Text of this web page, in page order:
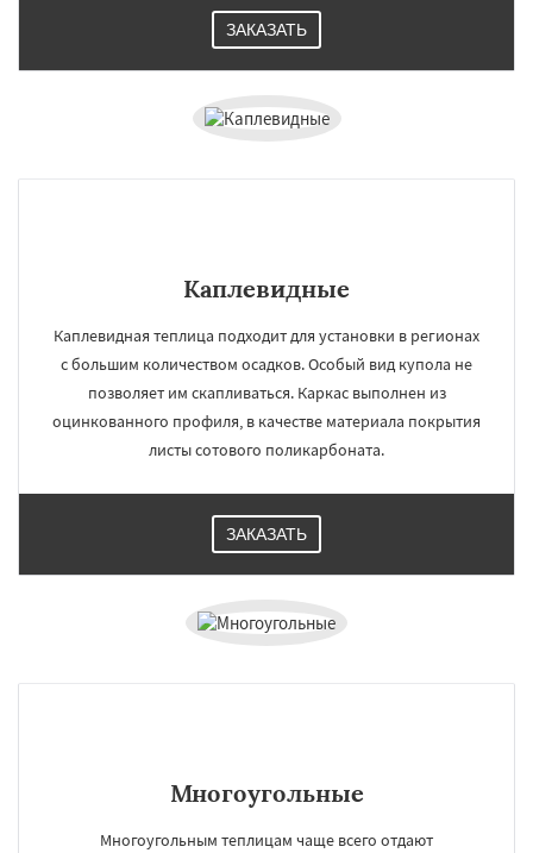
ЗАКАЗАТЬ
Каплевидные
Каплевидная теплица подходит для установки в регионах
с большим количеством осадков. Особый вид купола не
позволяет им скапливаться. Каркас выполнен из
оцинкованного профиля, в качестве материала покрытия
листы сотового поликарбоната.
ЗАКАЗАТЬ
Многоугольные
Многоугольным теплицам чаще всего отдают